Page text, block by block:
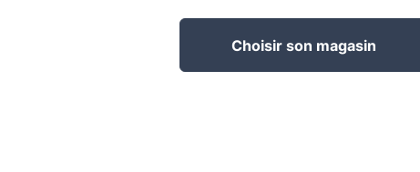
Choisir son magasin